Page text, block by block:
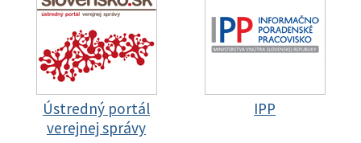
Ústredný portál
verejnej správy
IPP